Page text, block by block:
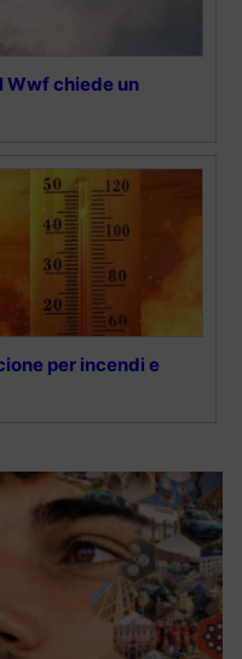
Wwf chiede un
per incendi e